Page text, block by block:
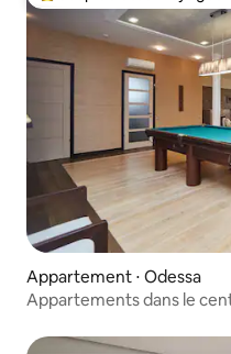
Appartement ⋅ Odessa
Appartements dans le